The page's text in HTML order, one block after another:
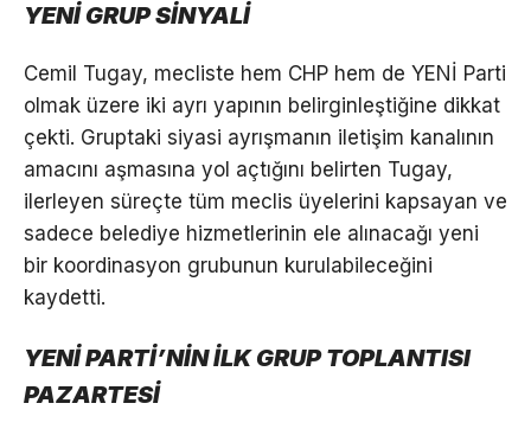
YENİ GRUP SİNYALİ
Cemil Tugay, mecliste hem CHP hem de YENİ Parti
olmak üzere iki ayrı yapının belirginleştiğine dikkat
çekti. Gruptaki siyasi ayrışmanın iletişim kanalının
amacını aşmasına yol açtığını belirten Tugay,
ilerleyen süreçte tüm meclis üyelerini kapsayan ve
sadece belediye hizmetlerinin ele alınacağı yeni
bir koordinasyon grubunun kurulabileceğini
kaydetti.
YENİ PARTİ’NİN İLK GRUP TOPLANTISI
PAZARTESİ